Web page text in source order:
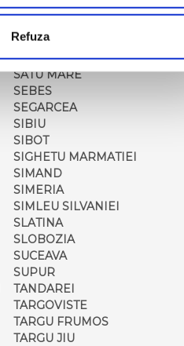
Refuza
ROSIORII DE VEDE
SALONTA
SARMASAG
SATU MARE
SEBES
SEGARCEA
SIBIU
SIBOT
SIGHETU MARMATIEI
SIMAND
SIMERIA
SIMLEU SILVANIEI
SLATINA
SLOBOZIA
SUCEAVA
SUPUR
TANDAREI
TARGOVISTE
TARGU FRUMOS
TARGU JIU